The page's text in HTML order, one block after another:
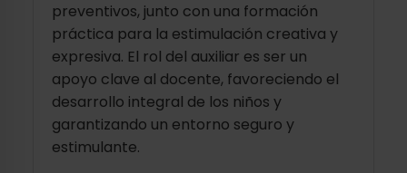
preventivos, junto con una formación
práctica para la estimulación creativa y
expresiva. El rol del auxiliar es ser un
apoyo clave al docente, favoreciendo el
desarrollo integral de los niños y
garantizando un entorno seguro y
estimulante.